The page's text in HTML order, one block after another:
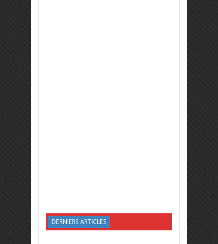
DERNIERS ARTICLES